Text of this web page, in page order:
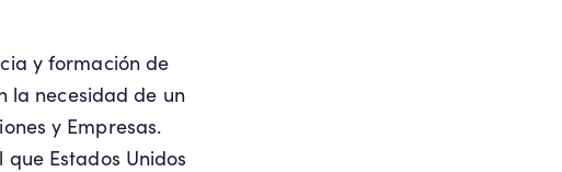
y formación de
la necesidad de un
y Empresas.
Estados Unidos